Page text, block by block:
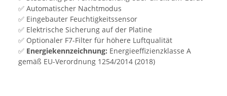
✅ Automatischer Nachtmodus
✅ Eingebauter Feuchtigkeitssensor
✅ Elektrische Sicherung auf der Platine
✅ Optionaler F7-Filter für höhere Luftqualität
✅ Energiekennzeichnung: Energieeffizienzklasse A
gemäß EU-Verordnung 1254/2014 (2018)